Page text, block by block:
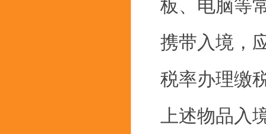
板、电脑等
携带入境，
税率办理缴
上述物品入